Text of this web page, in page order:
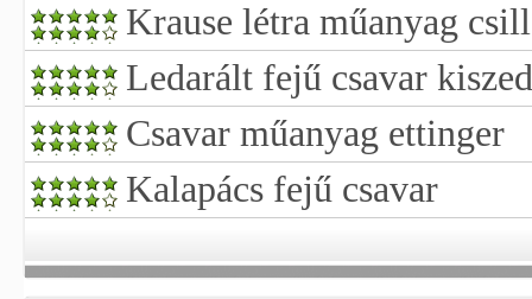
Krause létra műanyag
Ledarált fejű csavar
Csavar műanyag ettinger
Kalapács fejű csavar